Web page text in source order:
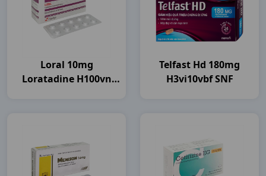
Loral 10mg
Loratadine H100vn
Telfast Hd 180mg
H3vi10vbf SNF